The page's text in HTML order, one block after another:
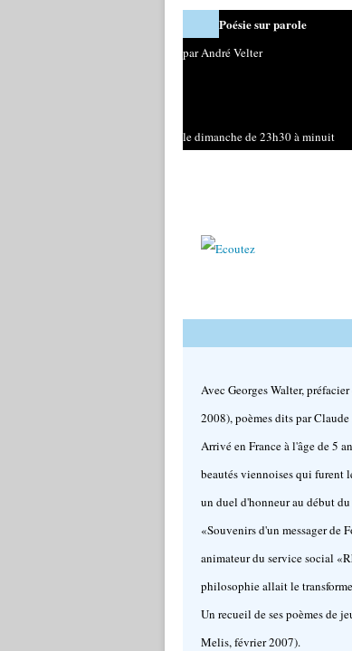
Poésie sur parole
par André Velter
le dimanche de 23h30 à minuit
Avec Georges Walter,
2008), poèmes dits par
Arrivé en France à l'âge de 5
beautés viennoises qui furent
un duel d'honneur au début
«Souvenirs d'un messager de
animateur du service social
philosophie allait le
Un recueil de ses poèmes de
Melis, février 2007).